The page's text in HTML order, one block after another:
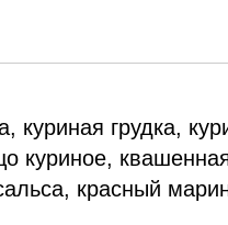
куриная грудка,
куриное,
красный